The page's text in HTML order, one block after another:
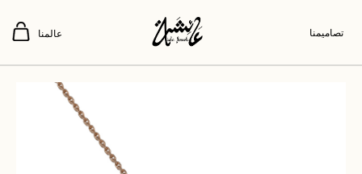
تصاميمنا عالمنا